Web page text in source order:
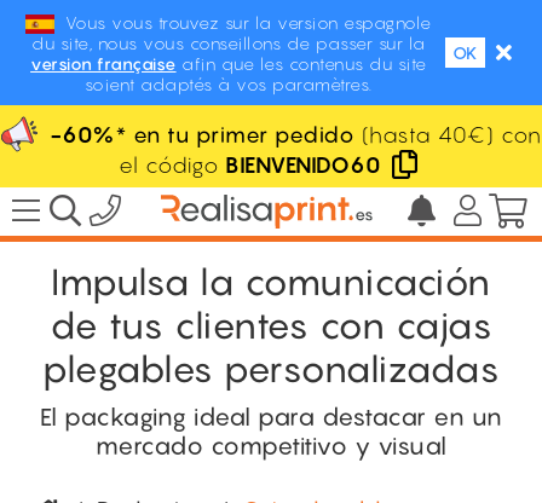
Vous vous trouvez sur la version espagnole
du site, nous vous conseillons de passer sur la
version française afin que les contenus du site
soient adaptés à vos paramètres.
OK
-60%* en tu primer pedido (hasta 40€) con
el código BIENVENIDO60
Impulsa la comunicación
de tus clientes con cajas
plegables personalizadas
El packaging ideal para destacar en un
mercado competitivo y visual